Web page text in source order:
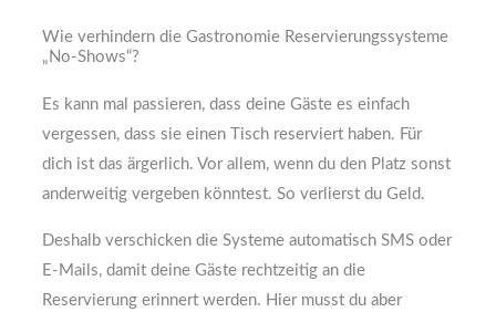
Wie verhindern die Gastronomie Reservierungssysteme
„No-Shows“?
Es kann mal passieren, dass deine Gäste es einfach
vergessen, dass sie einen Tisch reserviert haben. Für
dich ist das ärgerlich. Vor allem, wenn du den Platz sonst
anderweitig vergeben könntest. So verlierst du Geld.
Deshalb verschicken die Systeme automatisch SMS oder
E-Mails, damit deine Gäste rechtzeitig an die
Reservierung erinnert werden. Hier musst du aber